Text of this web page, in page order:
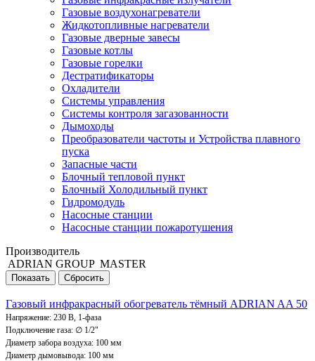
Газовые воздухонагреватели
Жидкотопливные нагреватели
Газовые дверные завесы
Газовые котлы
Газовые горелки
Дестратификаторы
Охладители
Системы управления
Системы контроля загазованности
Дымоходы
Преобразователи частоты и Устройства плавного
пуска
Запасные части
Блочный тепловой пункт
Блочный Холодильный пункт
Гидромодуль
Насосные станции
Насосные станции пожаротушения
Производитель
ADRIAN GROUP MASTER
Газовый инфракрасный обогреватель тёмный ADRIAN AA 50
Напряжение: 230 В, 1-фаза
Подключение газа: ∅ 1/2"
Диаметр забора воздуха: 100 мм
Диаметр дымовывода: 100 мм